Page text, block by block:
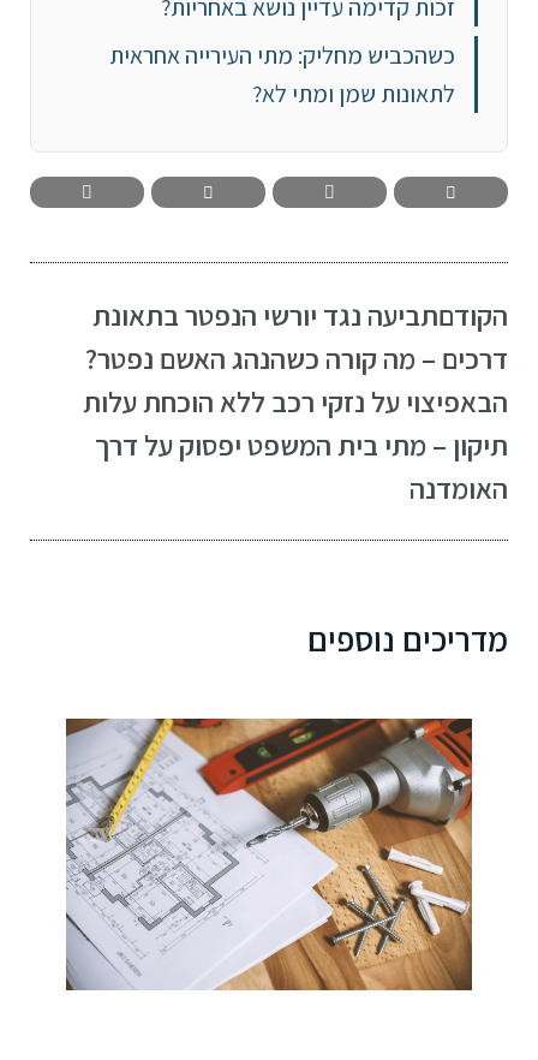
זכות קדימה עדיין נושא באחריות?
כשהכביש מחליק: מתי העירייה אחראית
לתאונות שמן ומתי לא?
הקודםתביעה נגד יורשי הנפטר בתאונת
דרכים – מה קורה כשהנהג האשם נפטר?
הבאפיצוי על נזקי רכב ללא הוכחת עלות
תיקון – מתי בית המשפט יפסוק על דרך
האומדנה
מדריכים נוספים